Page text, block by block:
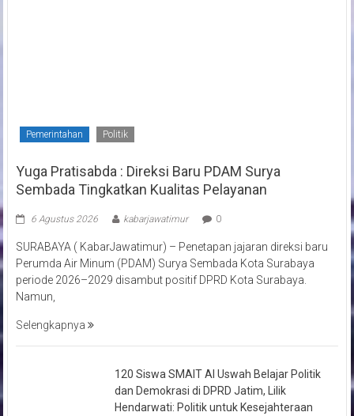
Pemerintahan Politik
Yuga Pratisabda : Direksi Baru PDAM Surya
Sembada Tingkatkan Kualitas Pelayanan
6 Agustus 2026 kabarjawatimur 0
SURABAYA ( KabarJawatimur) – Penetapan jajaran direksi baru
Perumda Air Minum (PDAM) Surya Sembada Kota Surabaya
periode 2026–2029 disambut positif DPRD Kota Surabaya.
Namun,
Selengkapnya
120 Siswa SMAIT Al Uswah Belajar Politik
dan Demokrasi di DPRD Jatim, Lilik
Hendarwati: Politik untuk Kesejahteraan